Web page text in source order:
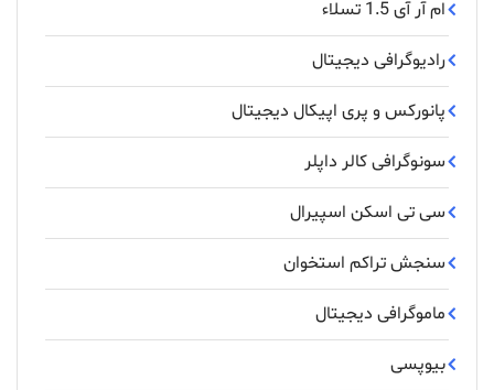
ام آر آی 1.5 تسلاء
رادیوگرافی دیجیتال
پانورکس‌ و ‌پری ‌اپیکال ‌دیجیتال
سونوگرافی کالر داپلر
سی تی اسکن اسپیرال
سنجش تراکم استخوان
ماموگرافی دیجیتال
بیوپسی